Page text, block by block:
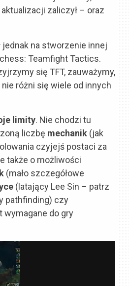
zaliczył – oraz
jednak na stworzenie innej
Teamfight Tactics.
się TFT, zauważymy,
różni się wiele od innych
limity. Nie chodzi tu
liczbę mechanik (jak
czyjejś postaci za
także o możliwości
(mało szczegółowe
(latający Lee Sin – patrz
pathfinding) czy
do gry